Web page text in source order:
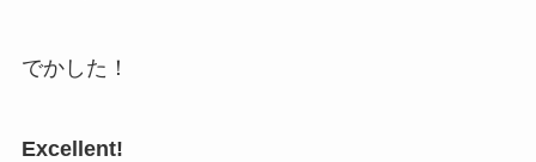
でかした！
Excellent!